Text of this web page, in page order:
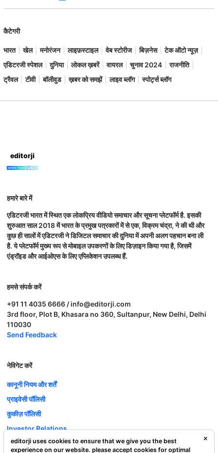
कैटेगरी
भारत खेल मनोरंजन लाइफ़स्टाइल वेब स्टोरीज बिज़नेस
टेक ऑटो न्यूज़
एडिटरजी स्पेशल
दुनिया लोकल ख़बरें वायरल चुनाव 2024
राजनीति
ट्रैवल
टीवी बॉलीवुड ख़बर को समझें लाइव ब्लॉग स्पोर्ट्स ब्लॉग
editorji
हमारे बारे में
एडिटरजी भारत में स्थित एक लोकप्रिय वीडियो समाचार और सूचना प्लेटफॉर्म है. इसकी
शुरुआत साल 2018 में भारत के प्रमुख पत्रकारों में से एक, विक्रम चंद्रा, ने की थी और
कुछ ही सालों में एडिटरजी ने डिजिटल समाचार की दुनिया में अपनी अलग पहचान बना ली
है. ये प्लेटफॉर्म मुख्य रूप से मोबाइल उपकरणों के लिए डिज़ाइन किया गया है, जिसमें
एंड्रॉइड और आईओएस के लिए एप्लिकेशन उपलब्ध हैं.
हमसे संपर्क करें
+91 11 4035 6666 / info@editorji.com
3rd floor, Plot B, Khasara no 360, Sultanpur, New Delhi, Delhi
110030
Send Feedback
नेविगेट करें
कानूनी नियम और शर्तें
प्राइवेसी पॉलिसी
कुकीज़ पॉलिसी
Investor Relations
करियर
editorji uses cookies to ensure that we give you the best
experience on our website. please accept cookies for optimal